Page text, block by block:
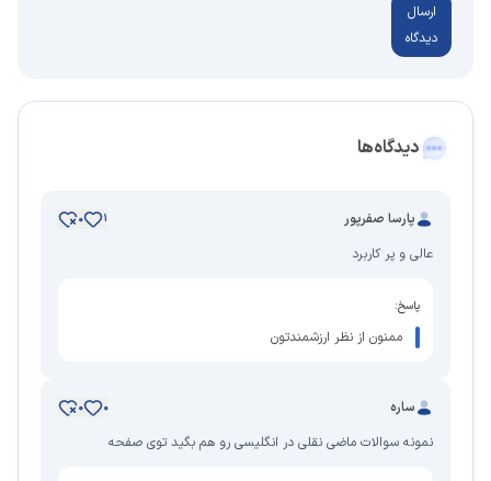
ارسال
دیدگاه
دیدگاه‌ها
پارسا صفرپور 1
0
عالی و پر کاربرد
پاسخ:
ممنون از نظر ارزشمندتون
ساره 0
0
نمونه سوالات ماضی نقلی در انگلیسی رو هم بگید توی صفحه